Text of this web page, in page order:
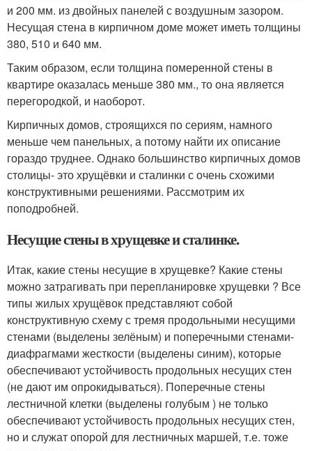
и 200 мм. из двойных панелей с воздушным зазором.
Несущая стена в кирпичном доме может иметь толщины
380, 510 и 640 мм.
Таким образом, если толщина померенной стены в
квартире оказалась меньше 380 мм., то она является
перегородкой, и наоборот.
Кирпичных домов, строящихся по сериям, намного
меньше чем панельных, а потому найти их описание
гораздо труднее. Однако большинство кирпичных домов
столицы- это хрущёвки и сталинки с очень схожими
конструктивными решениями. Рассмотрим их
поподробней.
Несущие стены в хрущевке и сталинке.
Итак, какие стены несущие в хрущевке? Какие стены
можно затрагивать при перепланировке хрущевки ? Все
типы жилых хрущёвок представляют собой
конструктивную схему с тремя продольными несущими
стенами (выделены зелёным) и поперечными стенами-
диафрагмами жесткости (выделены синим), которые
обеспечивают устойчивость продольных несущих стен
(не дают им опрокидываться). Поперечные стены
лестничной клетки (выделены голубым ) не только
обеспечивают устойчивость продольных несущих стен,
но и служат опорой для лестничных маршей, т.е. тоже